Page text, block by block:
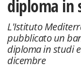
diploma in
L'Istituto
pubblicato un
diploma in studi
dicembre